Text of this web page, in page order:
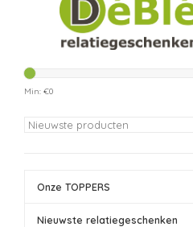
Min: €0
Onze TOPPERS
Nieuwste relatiegeschenken